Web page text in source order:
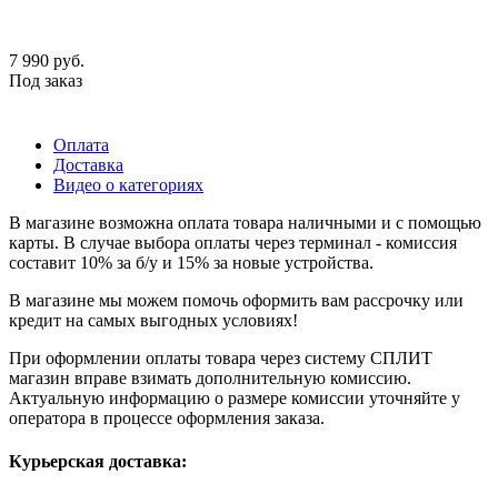
7 990 руб.
Под заказ
Оплата
Доставка
Видео о категориях
В магазине возможна оплата товара наличными и с помощью
карты. В случае выбора оплаты через терминал - комиссия
составит 10% за б/у и 15% за новые устройства.
В магазине мы можем помочь оформить вам рассрочку или
кредит на самых выгодных условиях!
При оформлении оплаты товара через систему СПЛИТ
магазин вправе взимать дополнительную комиссию.
Актуальную информацию о размере комиссии уточняйте у
оператора в процессе оформления заказа.
Курьерская доставка: